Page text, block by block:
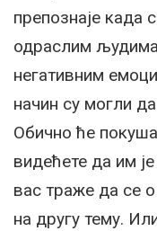
препознаје када
одраслим
негативним
начин су могли
Обично ће
видећете да им
вас траже да се
на другу тему.